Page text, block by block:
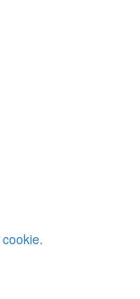
cookie.